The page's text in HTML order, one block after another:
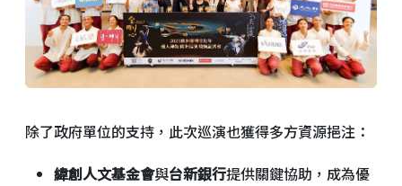
除了政府單位的支持，此次巡演也獲得多方資源挹注：
緯創人文基金會與台新銀行提供關鍵協助，成為優